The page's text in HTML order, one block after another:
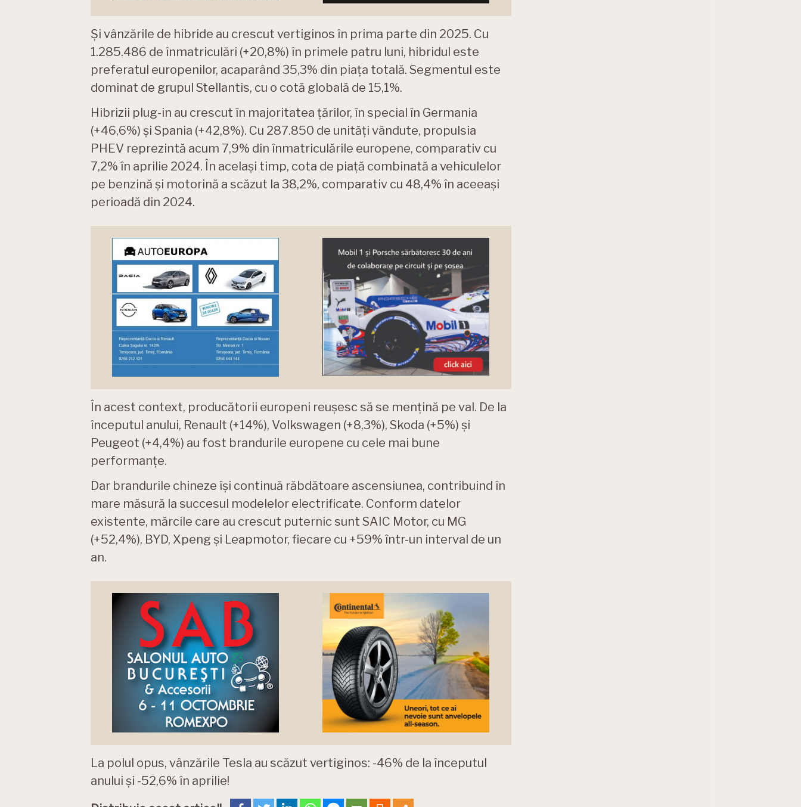
Și vânzările de hibride au crescut vertiginos în prima parte din 2025. Cu
1.285.486 de înmatriculări (+20,8%) în primele patru luni, hibridul este
preferatul europenilor, acaparând 35,3% din piața totală. Segmentul este
dominat de grupul Stellantis, cu o cotă globală de 15,1%.
Hibrizii plug-in au crescut în majoritatea țărilor, în special în Germania
(+46,6%) și Spania (+42,8%). Cu 287.850 de unități vândute, propulsia
PHEV reprezintă acum 7,9% din înmatriculările europene, comparativ cu
7,2% în aprilie 2024. În același timp, cota de piață combinată a vehiculelor
pe benzină și motorină a scăzut la 38,2%, comparativ cu 48,4% în aceeași
perioadă din 2024.
În acest context, producătorii europeni reușesc să se mențină pe val. De la
începutul anului, Renault (+14%), Volkswagen (+8,3%), Skoda (+5%) și
Peugeot (+4,4%) au fost brandurile europene cu cele mai bune
performanțe.
Dar brandurile chineze își continuă răbdătoare ascensiunea, contribuind în
mare măsură la succesul modelelor electrificate. Conform datelor
existente, mărcile care au crescut puternic sunt SAIC Motor, cu MG
(+52,4%), BYD, Xpeng și Leapmotor, fiecare cu +59% într-un interval de un
an.
La polul opus, vânzările Tesla au scăzut vertiginos: -46% de la începutul
anului și -52,6% în aprilie!